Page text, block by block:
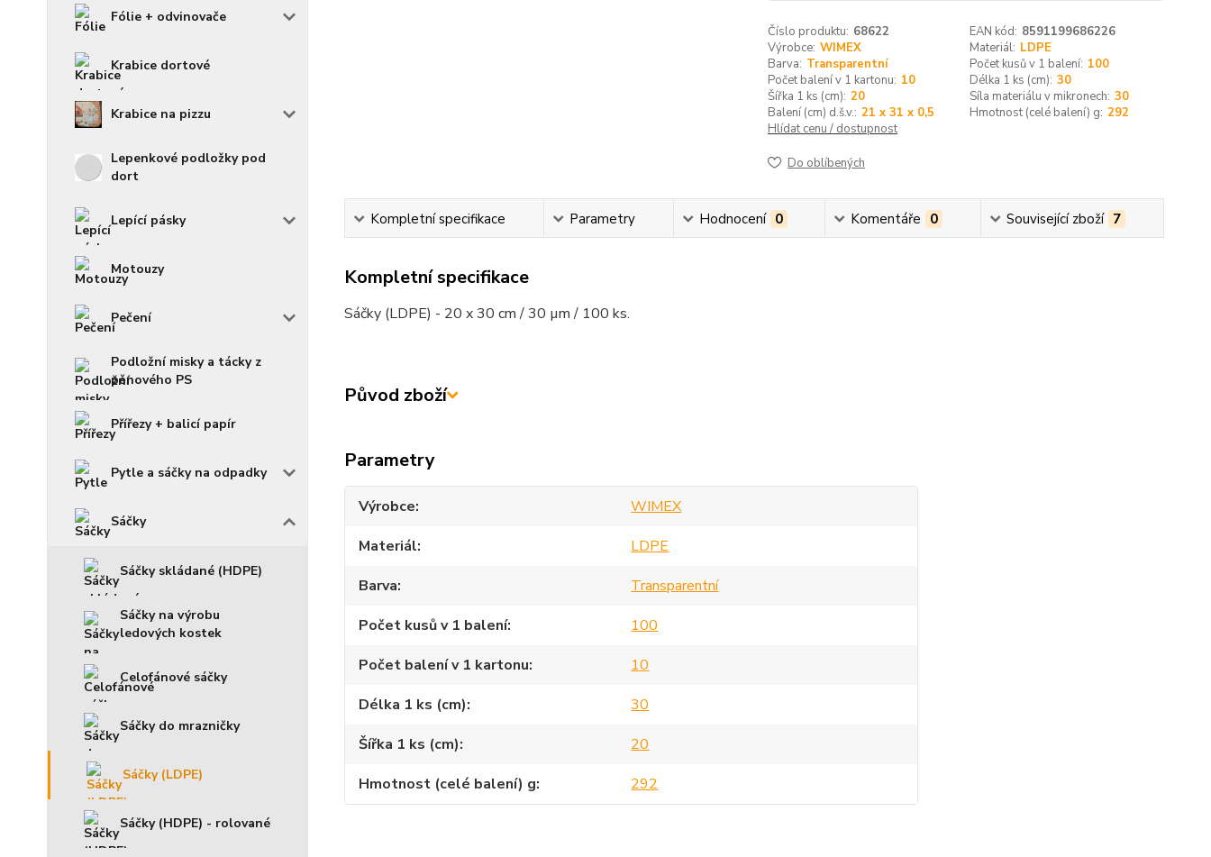
Fólie + odvinovače
Krabice dortové
Krabice na pizzu
Lepenkové podložky pod
dort
Lepící pásky
Motouzy
Pečení
Podložní misky a tácky z
pěnového PS
Přířezy + balicí papír
Pytle a sáčky na odpadky
Sáčky
Sáčky skládané (HDPE)
Sáčky na výrobu
ledových kostek
Celofánové sáčky
Sáčky do mrazničky
Sáčky (LDPE)
Sáčky (HDPE) - rolované
Číslo produktu: 68622 EAN kód: 8591199686226
Výrobce: WIMEX Materiál: LDPE
Barva: Transparentní Počet kusů v 1 balení: 100
Počet balení v 1 kartonu: 10 Délka 1 ks (cm): 30
Šířka 1 ks (cm): 20 Síla materiálu v mikronech: 30
Balení (cm) d.š.v.: 21 x 31 x 0,5 Hmotnost (celé balení) g: 292
Hlídat cenu / dostupnost
Do oblíbených
Kompletní specifikace Parametry Hodnocení 0 Komentáře 0 Související zboží 7
Kompletní specifikace
Sáčky (LDPE) - 20 x 30 cm / 30 µm / 100 ks.
Původ zboží
Parametry
Výrobce
WIMEX
Materiál
LDPE
Barva
Transparentní
Počet kusů v 1 balení
100
Počet balení v 1 kartonu
10
Délka 1 ks (cm)
30
Šířka 1 ks (cm)
20
Hmotnost (celé balení) g
292